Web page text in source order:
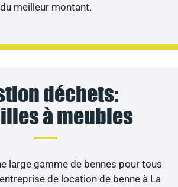
du meilleur montant.
déchets:
à meubles
large gamme de bennes pour tous
de location de benne à La